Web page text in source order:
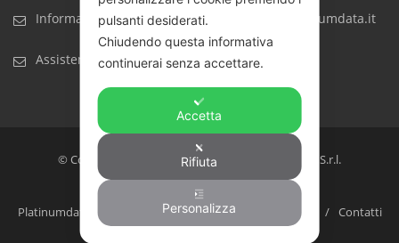
Informazioni commerciali: commerciale@platinumdata.it
Assistenza tecnica: assistenza@platinumdata.it
© Copyright 2017-2023. Created by Platinumdata S.r.l.
Software house, prodotti e servizi IT
Platinumdata: la software house ideale per la tua azienda
Contatti
pulsanti desiderati.
Chiudendo questa informativa
continuerai senza accettare.
Accetta
Rifiuta
Personalizza